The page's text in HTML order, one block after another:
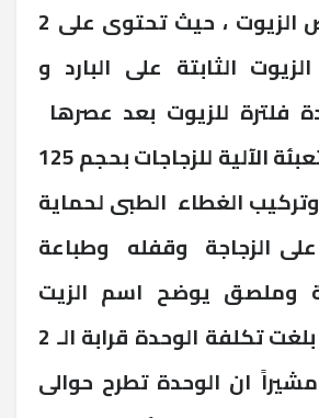
عصر واستخلاص الزيوت ، حيث تحتوى على 2
الثابتة على البارد و
فلترة للزيوت بعد عصرها
وخط تكامل للتعبئة الآلية للزجاجات بحجم 125
ملل وتركيب الغطاء الطبى لحماية
الزجاجة وقفله وطباعة
وملصق يوضح اسم الزيت
وفوائده حيث بلغت تكلفة الوحدة قرابة الـ 2
ان الوحدة تطرح حوالى